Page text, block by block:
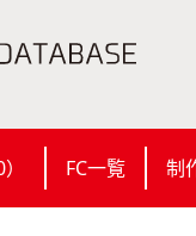
） FC一覧 制